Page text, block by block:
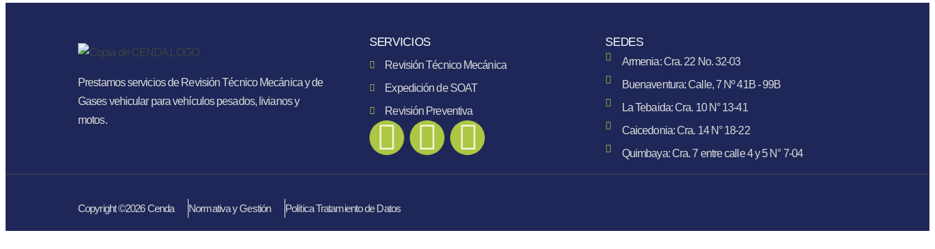
Prestamos servicios de Revisión Técnico Mecánica y de
Gases vehicular para vehículos pesados, livianos y
motos.
SERVICIOS
Revisión Técnico Mecánica
Expedición de SOAT
Revisión Preventiva
SEDES
Armenia: Cra. 22 No. 32-03
Buenaventura: Calle, 7 Nº 41B - 99B
La Tebaida: Cra. 10 N° 13-41
Caicedonia: Cra. 14 N° 18-22
Quimbaya: Cra. 7 entre calle 4 y 5 N° 7-04
Copyright ©2026 Cenda Normativa y Gestión Política Tratamiento de Datos